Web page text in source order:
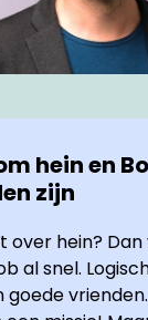
hein en
zijn
over hein?
al snel.
goede